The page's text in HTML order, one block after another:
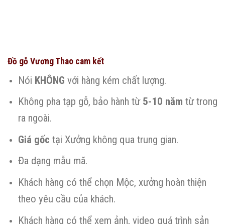
Đồ gỗ Vương Thao cam kết
Nói KHÔNG với hàng kém chất lượng.
Không pha tạp gỗ, bảo hành từ 5-10 năm từ trong
ra ngoài.
Giá gốc tại Xưởng không qua trung gian.
Đa dạng mẫu mã.
Khách hàng có thể chọn Mộc, xưởng hoàn thiện
theo yêu cầu của khách.
Khách hàng có thể xem ảnh, video quá trình sản